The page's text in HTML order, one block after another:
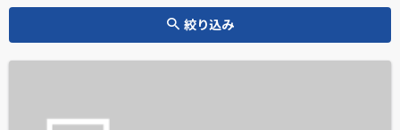
絞り込み